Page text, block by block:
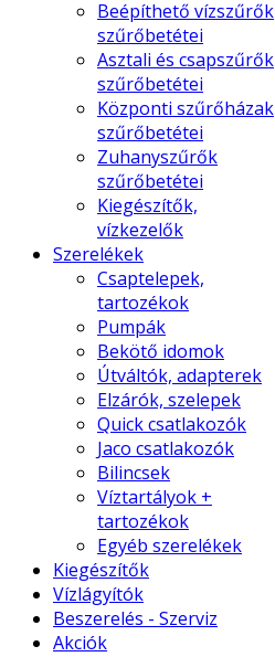
Beépíthető vízszűrők
szűrőbetétei
Asztali és csapszűrők
szűrőbetétei
Központi szűrőházak
szűrőbetétei
Zuhanyszűrők
szűrőbetétei
Kiegészítők,
vízkezelők
Szerelékek
Csaptelepek,
tartozékok
Pumpák
Bekötő idomok
Útváltók, adapterek
Elzárók, szelepek
Quick csatlakozók
Jaco csatlakozók
Bilincsek
Víztartályok +
tartozékok
Egyéb szerelékek
Kiegészítők
Vízlágyítók
Beszerelés - Szerviz
Akciók